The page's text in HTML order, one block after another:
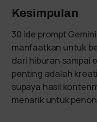
Kesimpulan
30 ide prompt
manfaatkan untuk
dari hiburan sampai
penting adalah
supaya hasil
menarik untuk